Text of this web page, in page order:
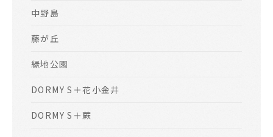
中野島
藤が丘
緑地公園
DORMY S＋花小金井
DORMY S＋蕨